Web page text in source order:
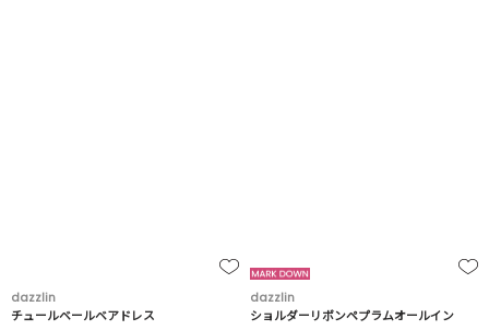
dazzlin
チュールベールベアドレス
dazzlin
ショルダーリボンペプラムオールイン